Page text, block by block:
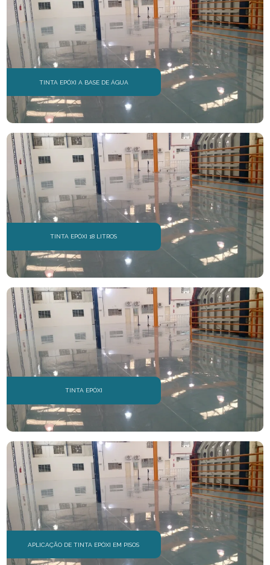
TINTA EPÓXI A BASE DE ÁGUA
TINTA EPÓXI 18 LITROS
TINTA EPÓXI
APLICAÇÃO DE TINTA EPÓXI EM PISOS